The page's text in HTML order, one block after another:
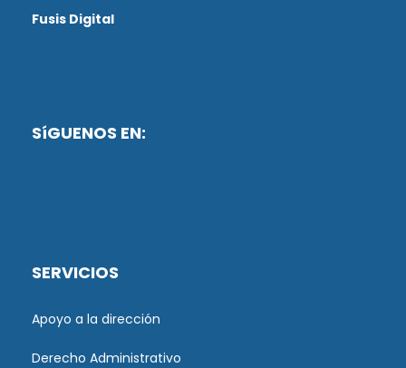
Fusis Digital
SíGUENOS EN:
SERVICIOS
Apoyo a la dirección
Derecho Administrativo